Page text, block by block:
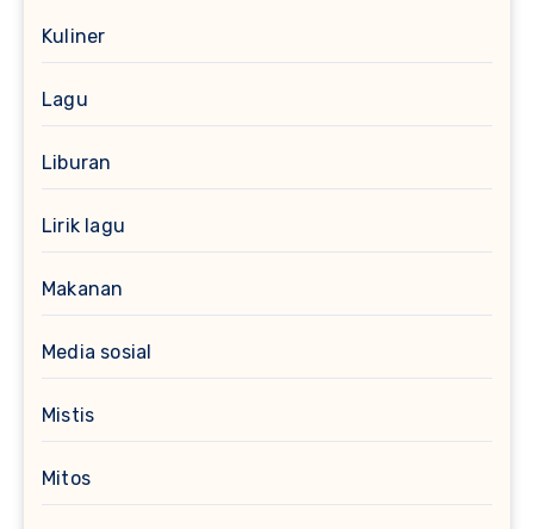
Kuliner
Lagu
Liburan
Lirik lagu
Makanan
Media sosial
Mistis
Mitos